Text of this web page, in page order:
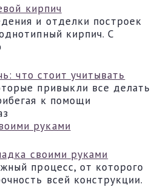
кирпич
и отделки построек
кирпич. С
что стоит учитывать
привыкли все делать
к помощи
своими руками
процесс, от которого
всей конструкции.